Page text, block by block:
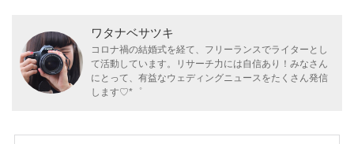
ワタナベサツキ
コロナ禍の結婚式を経て、フリーランスでライターとし
て活動しています。リサーチ力には自信あり！みなさん
にとって、有益なウェディングニュースをたくさん発信
します♡*゜